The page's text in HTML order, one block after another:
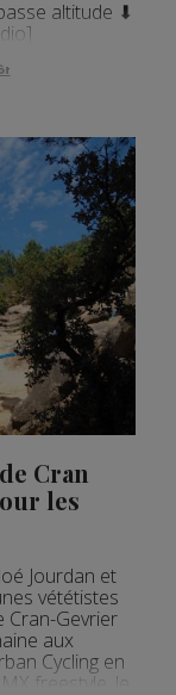
altitude ⬇
Cran
les
Jourdan et
vététistes
Cran-Gevrier
aux
Cycling en
freestyle, le